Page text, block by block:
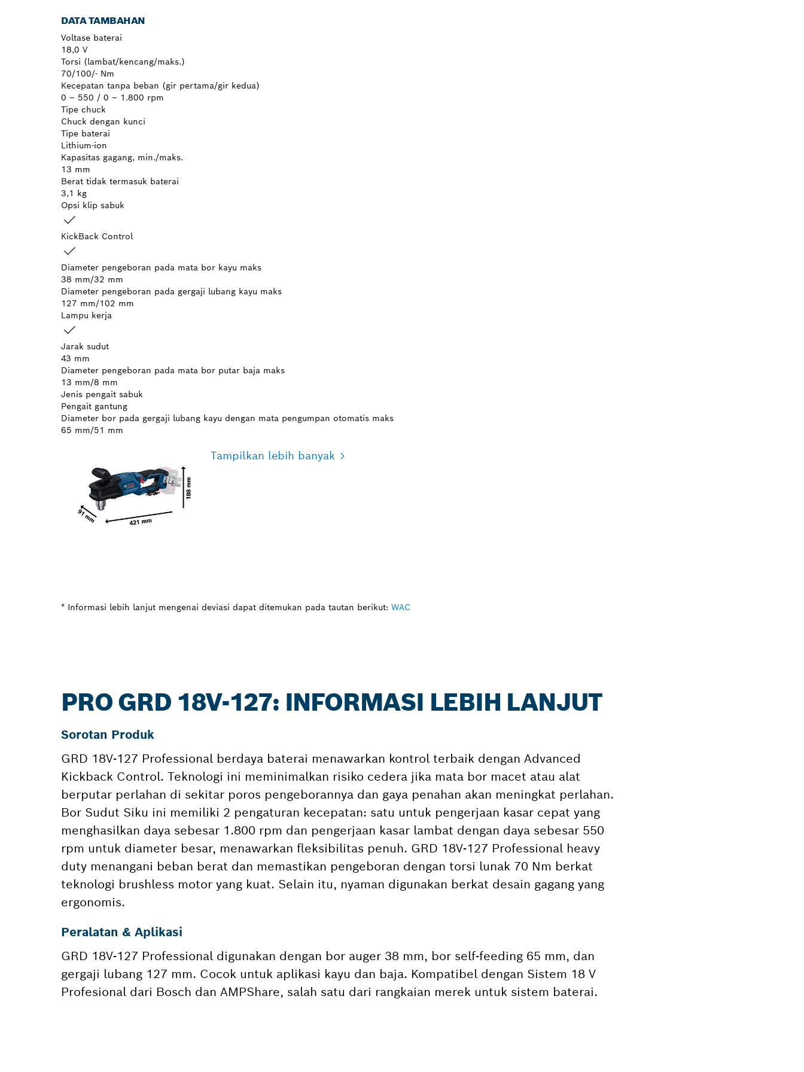
DATA TAMBAHAN
Voltase baterai
18,0 V
Torsi (lambat/kencang/maks.)
70/100/- Nm
Kecepatan tanpa beban (gir pertama/gir kedua)
0 – 550 / 0 – 1.800 rpm
Tipe chuck
Chuck dengan kunci
Tipe baterai
Lithium-ion
Kapasitas gagang, min./maks.
13 mm
Berat tidak termasuk baterai
3,1 kg
Opsi klip sabuk
KickBack Control
Diameter pengeboran pada mata bor kayu maks
38 mm/32 mm
Diameter pengeboran pada gergaji lubang kayu maks
127 mm/102 mm
Lampu kerja
Jarak sudut
43 mm
Diameter pengeboran pada mata bor putar baja maks
13 mm/8 mm
Jenis pengait sabuk
Pengait gantung
Diameter bor pada gergaji lubang kayu dengan mata pengumpan otomatis maks
65 mm/51 mm
Tampilkan lebih banyak
* Informasi lebih lanjut mengenai deviasi dapat ditemukan pada tautan berikut: WAC
PRO GRD 18V-127: INFORMASI LEBIH LANJUT
Sorotan Produk
GRD 18V-127 Professional berdaya baterai menawarkan kontrol terbaik dengan Advanced
Kickback Control. Teknologi ini meminimalkan risiko cedera jika mata bor macet atau alat
berputar perlahan di sekitar poros pengeborannya dan gaya penahan akan meningkat perlahan.
Bor Sudut Siku ini memiliki 2 pengaturan kecepatan: satu untuk pengerjaan kasar cepat yang
menghasilkan daya sebesar 1.800 rpm dan pengerjaan kasar lambat dengan daya sebesar 550
rpm untuk diameter besar, menawarkan fleksibilitas penuh. GRD 18V-127 Professional heavy
duty menangani beban berat dan memastikan pengeboran dengan torsi lunak 70 Nm berkat
teknologi brushless motor yang kuat. Selain itu, nyaman digunakan berkat desain gagang yang
ergonomis.
Peralatan & Aplikasi
GRD 18V-127 Professional digunakan dengan bor auger 38 mm, bor self-feeding 65 mm, dan
gergaji lubang 127 mm. Cocok untuk aplikasi kayu dan baja. Kompatibel dengan Sistem 18 V
Profesional dari Bosch dan AMPShare, salah satu dari rangkaian merek untuk sistem baterai.